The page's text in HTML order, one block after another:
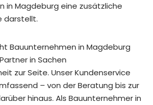
in Magdeburg eine zusätzliche
darstellt.
Bauunternehmen in Magdeburg
in Sachen
zur Seite. Unser Kundenservice
– von der Beratung bis zur
hinaus. Als Bauunternehmer in